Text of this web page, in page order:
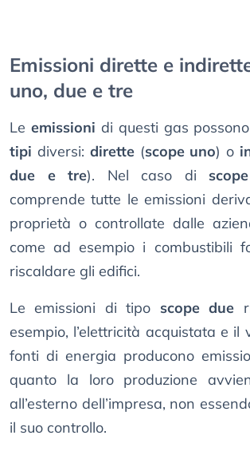
Emissioni dirette e
uno, due e tre
Le emissioni di questi gas
tipi diversi: dirette(scope uno) o
due e tre). Nel caso di
comprende tutte le emissioni
proprietà o controllate dalle
come ad esempio i combustibili
riscaldare gli edifici.
Le emissioni di tipo scope due
esempio, l’elettricità acquistata e il
fonti di energia producono
quanto la loro produzione
all’esterno dell’impresa, non
il suo controllo.